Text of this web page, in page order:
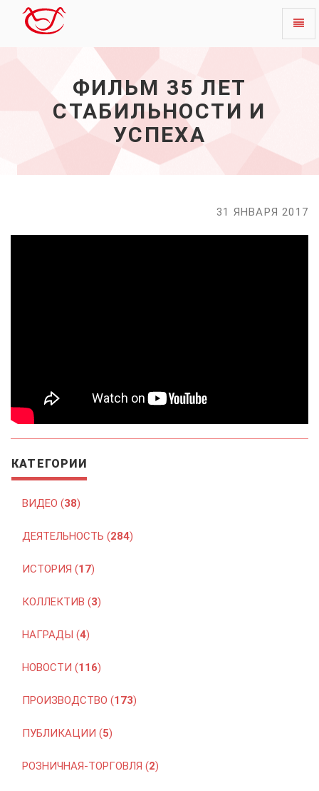
стабильностиФИЛЬМ 35 ЛЕТ
СТАБИЛЬНОСТИ И
УСПЕХА
31 ЯНВАРЯ 2017
КАТЕГОРИИ
ВИДЕО (38)
ДЕЯТЕЛЬНОСТЬ (284)
ИСТОРИЯ (17)
КОЛЛЕКТИВ (3)
НАГРАДЫ (4)
НОВОСТИ (116)
ПРОИЗВОДСТВО (173)
ПУБЛИКАЦИИ (5)
РОЗНИЧНАЯ-ТОРГОВЛЯ (2)